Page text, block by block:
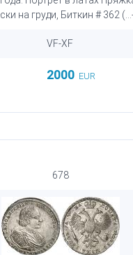
на груди, Биткин # 362
VF-XF
2000 EUR
678